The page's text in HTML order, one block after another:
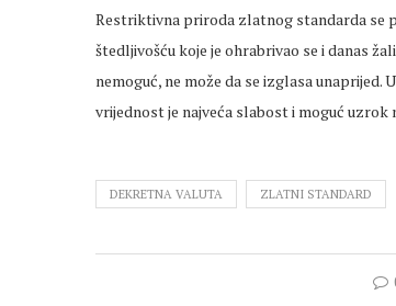
Restriktivna priroda zlatnog standarda se
štedljivošću koje je ohrabrivao se i danas
nemoguć, ne može da se izglasa
vrijednost je najveća slabost i moguć
DEKRETNA VALUTA ZLATNI STANDARD